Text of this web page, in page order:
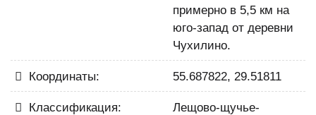
примерно в 5,5 км на
юго-запад от деревни
Чухилино.
Координаты: 55.687822, 29.51811
Классификация:
Лещово-щучье-